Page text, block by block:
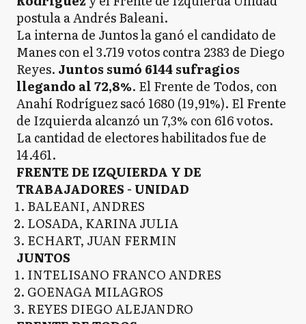
postula a Andrés Baleani.
La interna de Juntos la ganó el candidato de
Manes con el 3.719 votos contra 2383 de Diego
Reyes. Juntos sumó 6144 sufragios
llegando al 72,8%. El Frente de Todos, con
Anahí Rodríguez sacó 1680 (19,91%). El Frente
de Izquierda alcanzó un 7,3% con 616 votos.
La cantidad de electores habilitados fue de
14.461.
FRENTE DE IZQUIERDA Y DE
TRABAJADORES - UNIDAD
BALEANI, ANDRES
LOSADA, KARINA JULIA
ECHART, JUAN FERMIN
JUNTOS
INTELISANO FRANCO ANDRES
GOENAGA MILAGROS
REYES DIEGO ALEJANDRO